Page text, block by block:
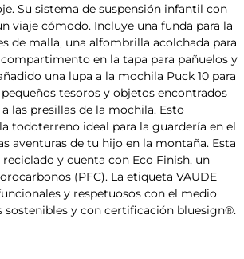
Su sistema de suspensión infantil con
viaje cómodo. Incluye una funda para la
de malla, una alfombrilla acolchada para
en la tapa para pañuelos y
una lupa a la mochila Puck 10 para
tesoros y objetos encontrados
las presillas de la mochila. Esto
todoterreno ideal para la guardería en el
aventuras de tu hijo en la montaña. Esta
y cuenta con Eco Finish, un
(PFC). La etiqueta VAUDE
y respetuosos con el medio
y con certificación bluesign®.